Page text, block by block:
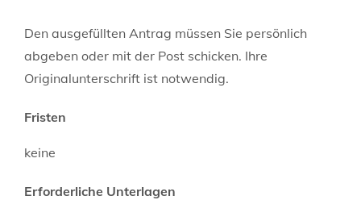
Den ausgefüllten Antrag müssen Sie persönlich
abgeben oder mit der Post schicken. Ihre
Originalunterschrift ist notwendig.
Fristen
keine
Erforderliche Unterlagen